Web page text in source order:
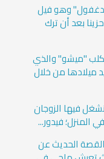
وهو فيل
بعد أن ترك
"ميشو" والذي
ميلادها من خلال
فيها الزوجان
المنزل؛ فيدور...
الحديث عن